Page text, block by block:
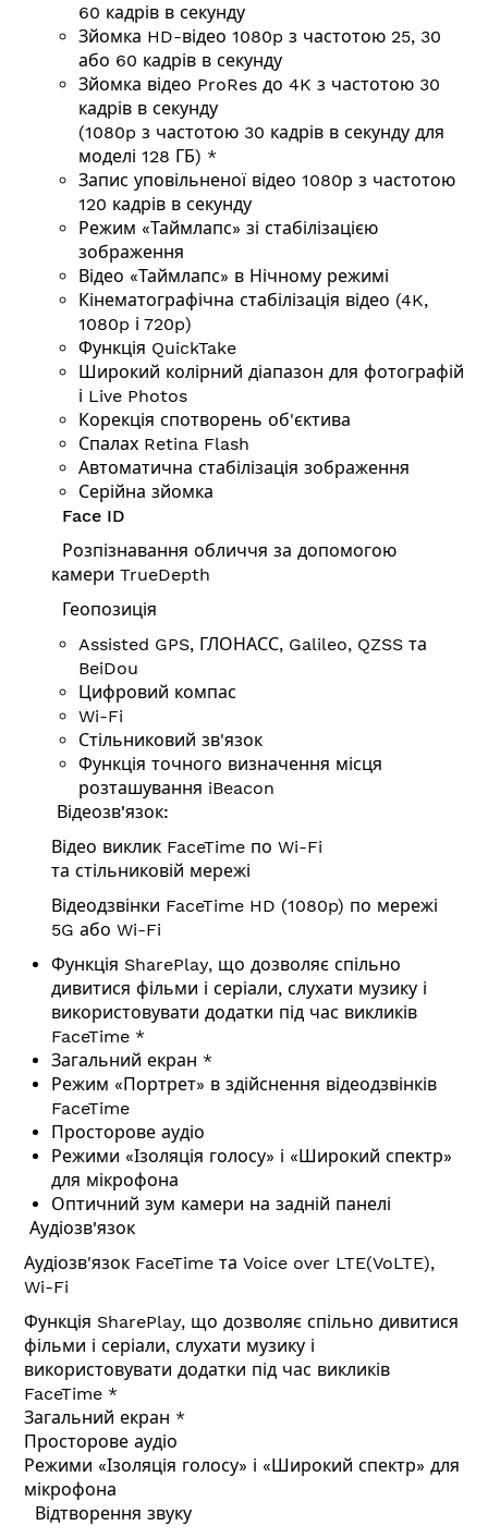
60 кадрів в секунду
Зйомка HD-відео 1080p з частотою 25, 30
або 60 кадрів в секунду
Зйомка відео ProRes до 4K з частотою 30
кадрів в секунду
(1080p з частотою 30 кадрів в секунду для
моделі 128 ГБ) *
Запис уповільненої відео 1080р з частотою
120 кадрів в секунду
Режим «Таймлапс» зі стабілізацією
зображення
Відео «Таймлапс» в Нічному режимі
Кінематографічна стабілізація відео (4K,
1080p і 720p)
Функція QuickTake
Широкий колірний діапазон для фотографій
і Live Photos
Корекція спотворень об'єктива
Спалах Retina Flash
Автоматична стабілізація зображення
Серійна зйомка
Face ID
Розпізнавання обличчя за допомогою
камери TrueDepth
Геопозиція
Assisted GPS, ГЛОНАСС, Galileo, QZSS та
BeiDou
Цифровий компас
Wi-Fi
Стільниковий зв'язок
Функція точного визначення місця
розташування iBeacon
Відеозв'язок:
Відео виклик FaceTime по Wi-Fi
та стільниковій мережі
Відеодзвінки FaceTime HD (1080p) по мережі
5G або Wi-Fi
Функція SharePlay, що дозволяє спільно
дивитися фільми і серіали, слухати музику і
використовувати додатки під час викликів
FaceTime *
Загальний екран *
Режим «Портрет» в здійснення відеодзвінків
FaceTime
Просторове аудіо
Режими «Ізоляція голосу» і «Широкий спектр»
для мікрофона
Оптичний зум камери на задній панелі
Аудіозв'язок
Аудіозв'язок FaceTime та Voice over LTE(VoLTE),
Wi-Fi
Функція SharePlay, що дозволяє спільно дивитися
фільми і серіали, слухати музику і
використовувати додатки під час викликів
FaceTime *
Загальний екран *
Просторове аудіо
Режими «Ізоляція голосу» і «Широкий спектр» для
мікрофона
Відтворення звуку